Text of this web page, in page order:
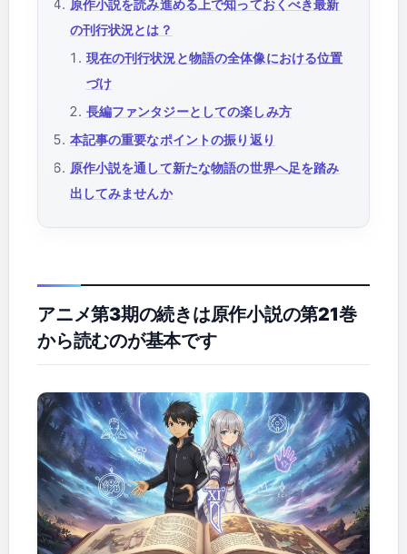
原作小説を読み進める上で知っておくべき最新
の刊行状況とは？
現在の刊行状況と物語の全体像における位置
づけ
長編ファンタジーとしての楽しみ方
本記事の重要なポイントの振り返り
原作小説を通して新たな物語の世界へ足を踏み
出してみませんか
アニメ第3期の続きは原作小説の第21巻
から読むのが基本です